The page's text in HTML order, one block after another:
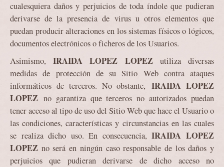
cualesquiera daños y perjuicios de toda índole que pudieran
derivarse de la presencia de virus u otros elementos que
puedan producir alteraciones en los sistemas físicos o lógicos,
documentos electrónicos o ficheros de los Usuarios.
Asimismo,IRAIDA LOPEZ LOPEZutiliza diversas
medidas de protección de su Sitio Web contra ataques
informáticos de terceros. No obstante,IRAIDA LOPEZ
LOPEZ no garantiza que terceros no autorizados puedan
tener acceso al tipo de uso del Sitio Web que hace el Usuario o
las condiciones, características y circunstancias en las cuales
se realiza dicho uso. En consecuencia,IRAIDA LOPEZ
LOPEZ no será en ningún caso responsable de los daños y
perjuicios que pudieran derivarse de dicho acceso no